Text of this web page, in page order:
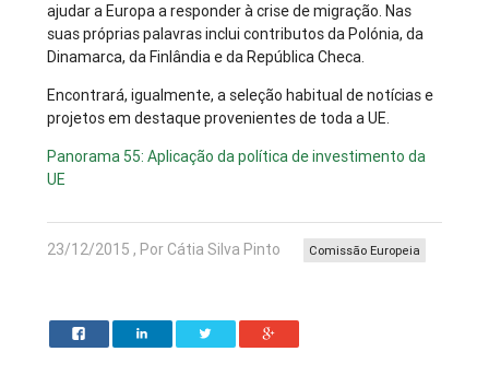
ajudar a Europa a responder à crise de migração. Nas
suas próprias palavras inclui contributos da Polónia, da
Dinamarca, da Finlândia e da República Checa.
Encontrará, igualmente, a seleção habitual de notícias e
projetos em destaque provenientes de toda a UE.
Panorama 55: Aplicação da política de investimento da
UE
23/12/2015 , Por Cátia Silva Pinto Comissão Europeia